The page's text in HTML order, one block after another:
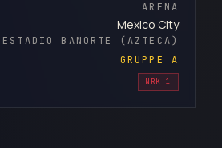
ARENA
Mexico City
ESTADIO BANORTE (AZTECA)
GRUPPE A
NRK 1